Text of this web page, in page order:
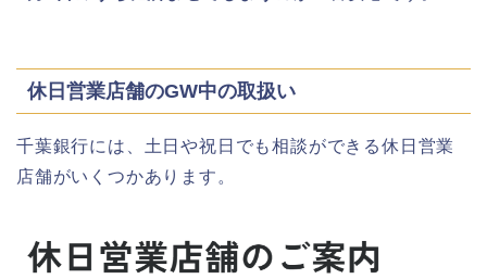
休日営業店舗のGW中の取扱い
千葉銀行には、土日や祝日でも相談ができる休日営業
店舗がいくつかあります。